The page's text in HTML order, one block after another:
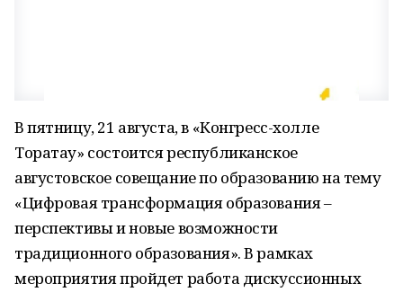
В пятницу, 21 августа, в «Конгресс-холле
Торатау» состоится республиканское
августовское совещание по образованию на тему
«Цифровая трансформация образования –
перспективы и новые возможности
традиционного образования». В рамках
мероприятия пройдет работа дискуссионных